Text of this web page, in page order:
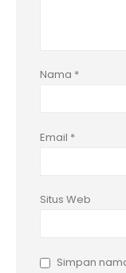
Nama *
Email *
Situs Web
Simpan